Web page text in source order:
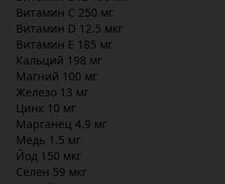
Витамин С 250 мг
Витамин D 12.5 мкг
Витамин Е 185 мг
Кальций 198 мг
Магний 100 мг
Железо 13 мг
Цинк 10 мг
Марганец 4.9 мг
Медь 1.5 мг
Йод 150 мкг
Селен 59 мкг